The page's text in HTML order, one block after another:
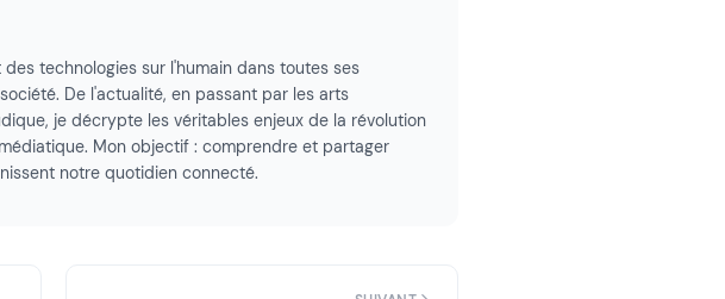
technologies sur l'humain dans toutes ses
De l'actualité, en passant par les arts
je décrypte les véritables enjeux de la révolution
Mon objectif : comprendre et partager
notre quotidien connecté.